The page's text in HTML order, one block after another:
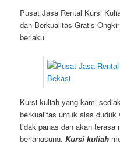
Pusat Jasa Rental Kursi
dan Berkualitas Gratis
berlaku
Kursi kuliah yang kami
berkualitas untuk alas duduk
tidak panas dan akan terasa
berlangsung.Kursi kuliah